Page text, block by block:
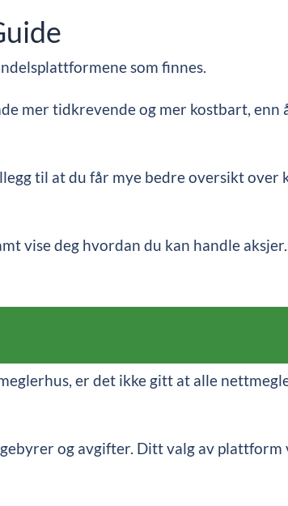
som finnes.
mer tidkrevende og mer kostbart, enn
til at du får mye bedre oversikt
vise deg hvordan du kan handle aksjer.
er det ikke gitt at alle
og avgifter. Ditt valg av plattform